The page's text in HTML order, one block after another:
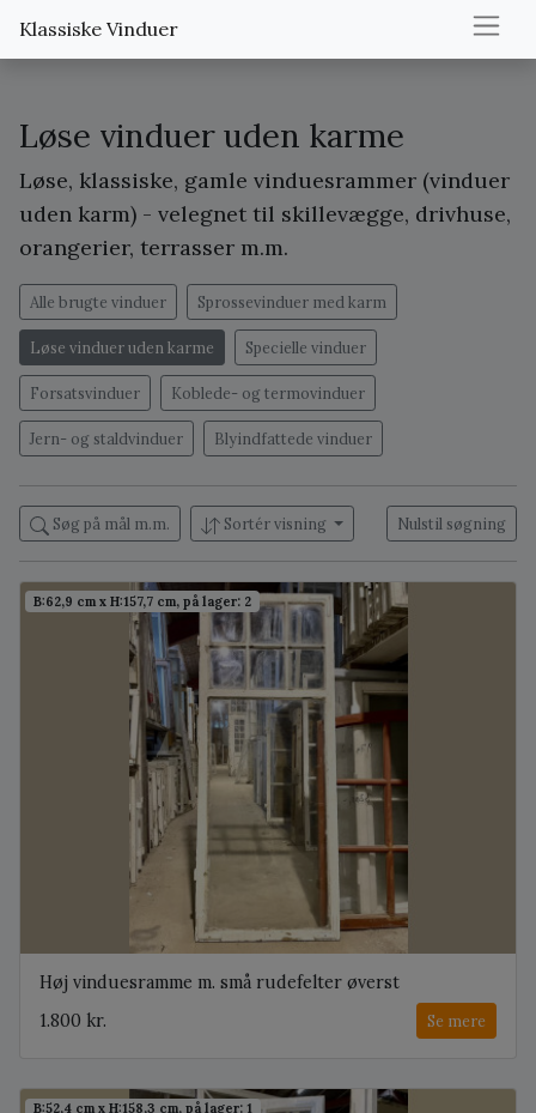
Klassiske Vinduer
Løse vinduer uden karme
Løse, klassiske, gamle vinduesrammer (vinduer
uden karm) - velegnet til skillevægge, drivhuse,
orangerier, terrasser m.m.
Alle brugte vinduer Sprossevinduer med karm
Løse vinduer uden karme Specielle vinduer
Forsatsvinduer Koblede- og termovinduer
Jern- og staldvinduer Blyindfattede vinduer
Søg på mål m.m. Sortér visning Nulstil søgning
B:62,9 cm x H:157,7 cm, på lager: 2
Høj vinduesramme m. små rudefelter øverst
1.800 kr.
Se mere
B:52,4 cm x H:158,3 cm, på lager: 1